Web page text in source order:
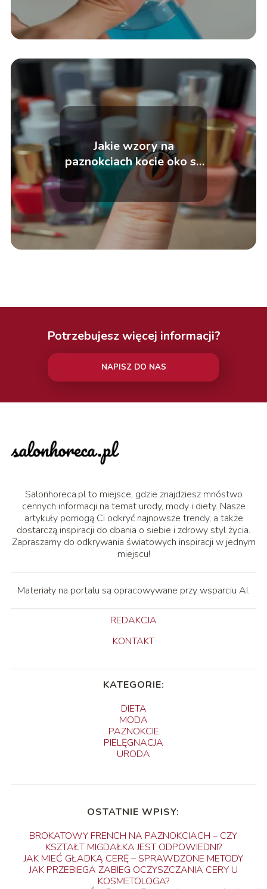
Jakie wzory na
paznokciach kocie oko są
teraz modne?
Potrzebujesz więcej informacji?
NAPISZ DO NAS
Salonhoreca.pl to miejsce, gdzie znajdziesz mnóstwo
cennych informacji na temat urody, mody i diety. Nasze
artykuły pomogą Ci odkryć najnowsze trendy, a także
dostarczą inspiracji do dbania o siebie i zdrowy styl życia.
Zapraszamy do odkrywania światowych inspiracji w jednym
miejscu!
Materiały na portalu są opracowywane przy wsparciu AI.
REDAKCJA
KONTAKT
KATEGORIE:
DIETA
MODA
PAZNOKCIE
PIELĘGNACJA
URODA
OSTATNIE WPISY:
BROKATOWY FRENCH NA PAZNOKCIACH – CZY
KSZTAŁT MIGDAŁKA JEST ODPOWIEDNI?
JAK MIEĆ GŁADKĄ CERĘ – SPRAWDZONE METODY
JAK PRZEBIEGA ZABIEG OCZYSZCZANIA CERY U
KOSMETOLOGA?